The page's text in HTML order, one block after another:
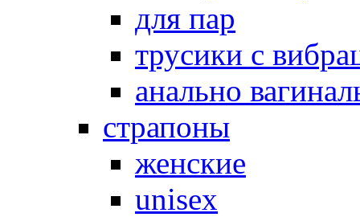
для пар
трусики с
анально
страпоны
женские
unisex